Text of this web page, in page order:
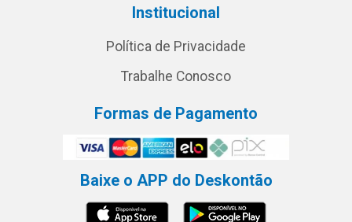
Institucional
Política de Privacidade
Trabalhe Conosco
Formas de Pagamento
Baixe o APP do Deskontão